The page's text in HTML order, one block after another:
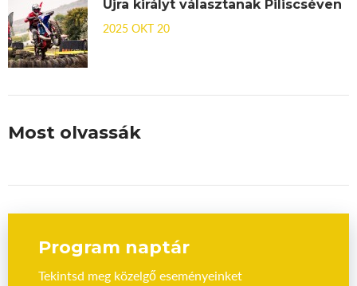
Újra királyt választanak Piliscséven
2025 OKT 20
Most olvassák
Program naptár
Tekintsd meg közelgő eseményeinket